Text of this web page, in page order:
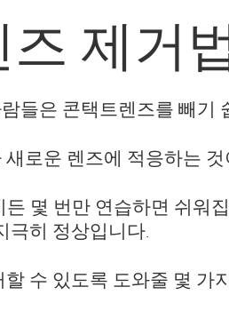
제거
들은 콘택트렌즈를 빼기
로운 렌즈에 적응하는
몇 번만 연습하면 쉬워
극히 정상입니다.
수 있도록 도와줄 몇 가